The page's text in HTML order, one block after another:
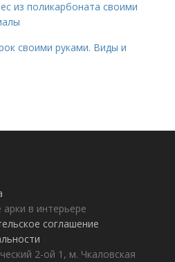
из поликарбоната своими
своими руками. Виды и
в интерьере
соглашение
2-ой 1, м. Чкаловская